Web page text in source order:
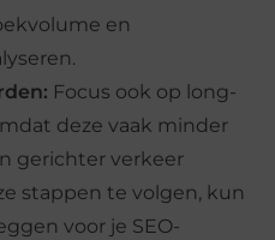
en
Focus ook op long-
deze vaak minder
gerichter verkeer
stappen te volgen, kun
voor je SEO-